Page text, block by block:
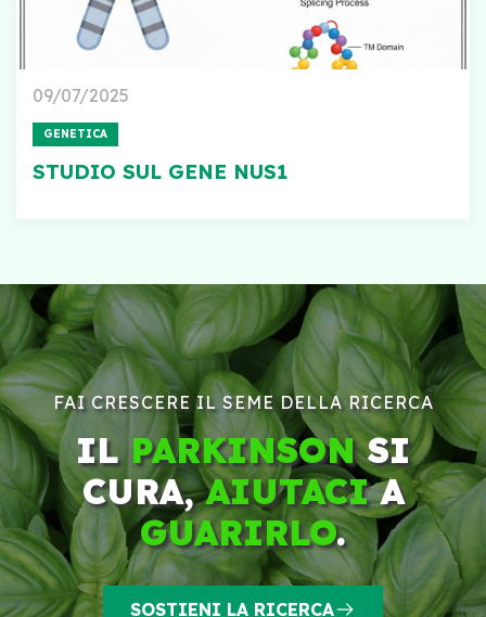
09/07/2025
GENETICA
STUDIO SUL GENE NUS1
FAI CRESCERE IL SEME DELLA RICERCA
ILPARKINSONSI
CURA,AIUTACIA
GUARIRLO.
SOSTIENI LA RICERCA